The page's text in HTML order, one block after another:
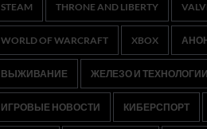
STEAM THRONE AND LIBERTY
WORLD OF WARCRAFT XBOX
ВЫЖИВАНИЕ ЖЕЛЕЗО И ТЕХНОЛОГИИ
ИГРОВЫЕ НОВОСТИ КИБЕРСПОРТ